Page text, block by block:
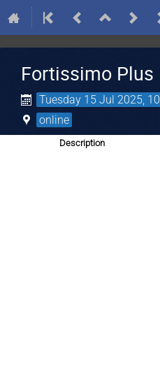
Fortissimo Plus
Tuesday 15 Jul 2025,
online
Description